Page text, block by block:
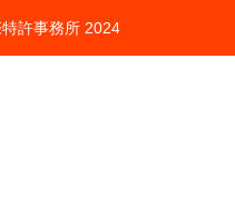
許事務所 2024